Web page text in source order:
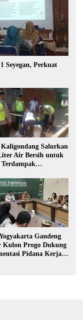
Seyegan, Perkuat
Kaligondang Salurkan
Air Bersih untuk
Terdampak
Gandeng
Kulon Progo Dukung
Pidana Kerja